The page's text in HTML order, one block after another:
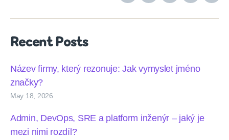
Recent Posts
Název firmy, který rezonuje: Jak vymyslet jméno
značky?
May 18, 2026
Admin, DevOps, SRE a platform inženýr – jaký je
mezi nimi rozdíl?